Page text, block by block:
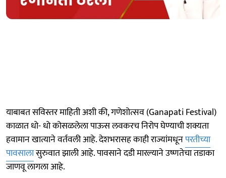
याबाबत सविस्तर माहिती अशी की, गणेशोत्सव (Ganapati Festival)
काळात धो- धो कोसळलेला पाऊस लवकरच निरोप घेण्याची शक्यता
हवामान खात्याने वर्तवली आहे. देशभरासह काही राज्यांमधूनपरतीच्या
पावसालासुरुवात झाली आहे. पावसाने दडी मारल्याने उष्णतेचा तडाका
जाणवू लागला आहे.